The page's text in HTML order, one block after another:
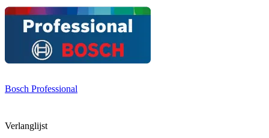
Bosch Professional
Verlanglijst